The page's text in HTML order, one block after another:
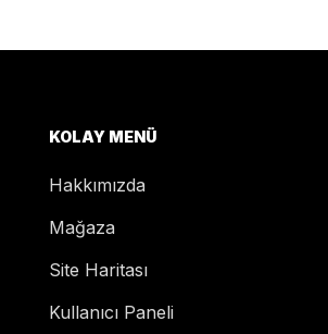
KOLAY MENÜ
Hakkımızda
Mağaza
Site Haritası
Kullanıcı Paneli